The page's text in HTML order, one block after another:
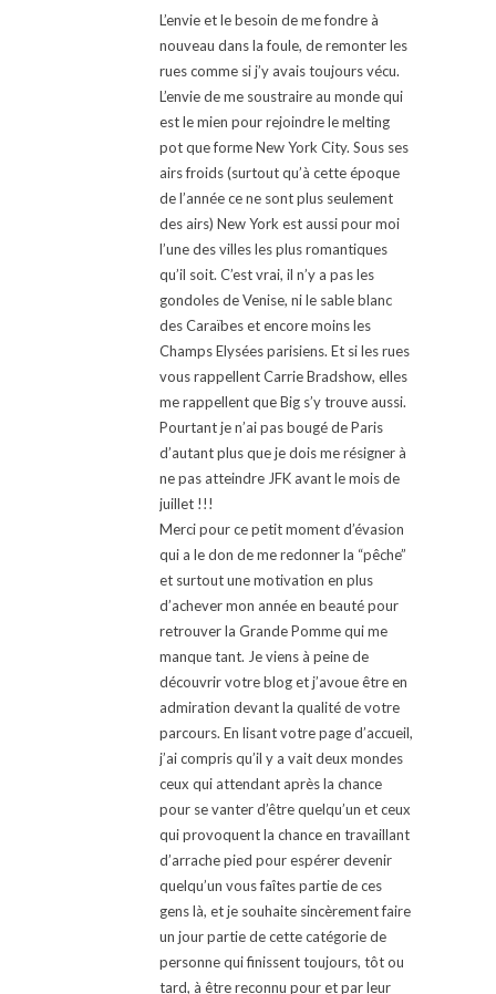
L’envie et le besoin de me fondre à
nouveau dans la foule, de remonter les
rues comme si j’y avais toujours vécu.
L’envie de me soustraire au monde qui
est le mien pour rejoindre le melting
pot que forme New York City. Sous ses
airs froids (surtout qu’à cette époque
de l’année ce ne sont plus seulement
des airs) New York est aussi pour moi
l’une des villes les plus romantiques
qu’il soit. C’est vrai, il n’y a pas les
gondoles de Venise, ni le sable blanc
des Caraïbes et encore moins les
Champs Elysées parisiens. Et si les rues
vous rappellent Carrie Bradshow, elles
me rappellent que Big s’y trouve aussi.
Pourtant je n’ai pas bougé de Paris
d’autant plus que je dois me résigner à
ne pas atteindre JFK avant le mois de
juillet !!!
Merci pour ce petit moment d’évasion
qui a le don de me redonner la “pêche”
et surtout une motivation en plus
d’achever mon année en beauté pour
retrouver la Grande Pomme qui me
manque tant. Je viens à peine de
découvrir votre blog et j’avoue être en
admiration devant la qualité de votre
parcours. En lisant votre page d’accueil,
j’ai compris qu’il y a vait deux mondes
ceux qui attendant après la chance
pour se vanter d’être quelqu’un et ceux
qui provoquent la chance en travaillant
d’arrache pied pour espérer devenir
quelqu’un vous faîtes partie de ces
gens là, et je souhaite sincèrement faire
un jour partie de cette catégorie de
personne qui finissent toujours, tôt ou
tard, à être reconnu pour et par leur